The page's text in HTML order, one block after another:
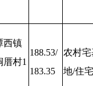
西镇
厝村1
188.53/
183.35
农村宅
地/住宅